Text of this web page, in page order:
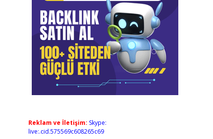
Reklam ve İletişim: Skype:
live:.cid.575569c608265c69